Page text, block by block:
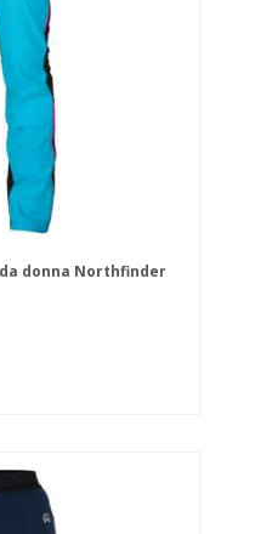
donna Northfinder